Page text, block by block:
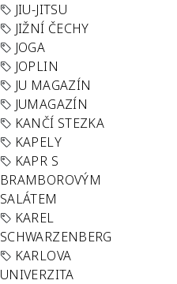
JIU-JITSU
JIŽNÍ ČECHY
JOGA
JOPLIN
JU MAGAZÍN
JUMAGAZÍN
KANČÍ STEZKA
KAPELY
KAPR S
BRAMBOROVÝM
SALÁTEM
KAREL
SCHWARZENBERG
KARLOVA
UNIVERZITA